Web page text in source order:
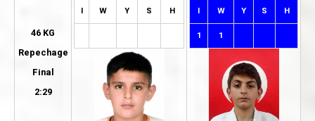
46 KG
Repechage
Final
2:29
I W Y S H I W Y S H
1 1